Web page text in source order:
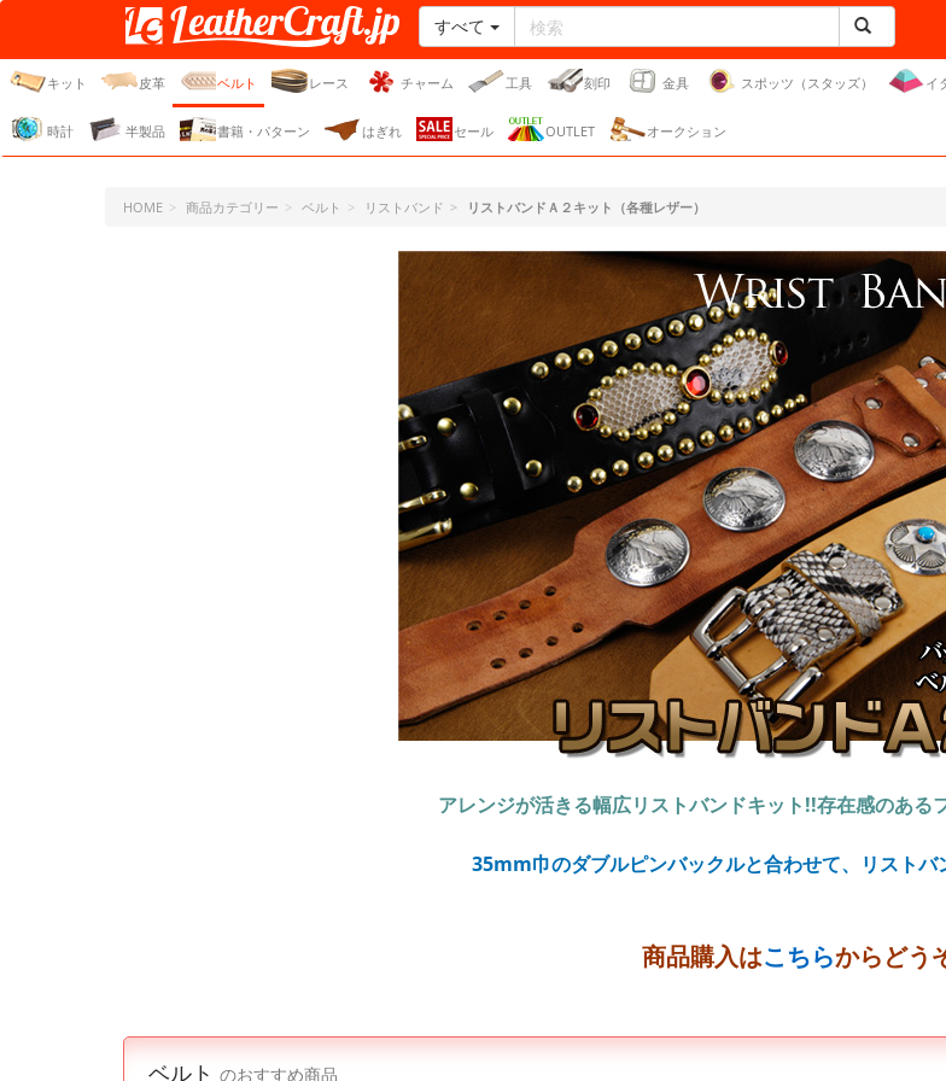
レザークラフト・ドット・
ジェーピー
すべて
キット 皮革 ベルト レース チャーム 工具 刻印 金具 スポッツ（スタッズ） イ
時計 半製品 書籍・パターン はぎれ セール OUTLET オークション
HOME 商品カテゴリー ベルト リストバンド リストバンドＡ２キット（各種レザー）
アレンジが活きる幅広リストバンドキット!!存在感のあ
35mm巾のダブルピンバックルと合わせて、リストバ
商品購入はこちらからどう
ベルト のおすすめ商品